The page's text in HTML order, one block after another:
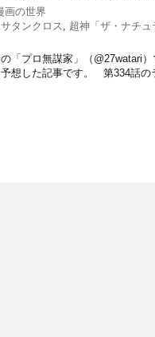
画の世界
サタンクロス , 超神「ザ・ナチュ
「プロ無謀家」（@27watari
想した記事です。 第334話の